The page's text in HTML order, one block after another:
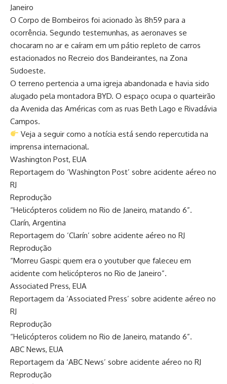
Janeiro
O Corpo de Bombeiros foi acionado às 8h59 para a
ocorrência. Segundo testemunhas, as aeronaves se
chocaram no ar e caíram em um pátio repleto de carros
estacionados no Recreio dos Bandeirantes, na Zona
Sudoeste.
O terreno pertencia a uma igreja abandonada e havia sido
alugado pela montadora BYD. O espaço ocupa o quarteirão
da Avenida das Américas com as ruas Beth Lago e Rivadávia
Campos.
Veja a seguir como a notícia está sendo repercutida na
imprensa internacional.
Washington Post, EUA
Reportagem do ‘Washington Post’ sobre acidente aéreo no
RJ
Reprodução
“Helicópteros colidem no Rio de Janeiro, matando 6”.
Clarín, Argentina
Reportagem do ‘Clarín’ sobre acidente aéreo no RJ
Reprodução
“Morreu Gaspi: quem era o youtuber que faleceu em
acidente com helicópteros no Rio de Janeiro”.
Associated Press, EUA
Reportagem da ‘Associated Press’ sobre acidente aéreo no
RJ
Reprodução
“Helicópteros colidem no Rio de Janeiro, matando 6”.
ABC News, EUA
Reportagem da ‘ABC News’ sobre acidente aéreo no RJ
Reprodução